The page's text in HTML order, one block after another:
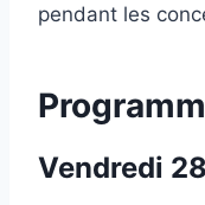
pendant les
Vendredi